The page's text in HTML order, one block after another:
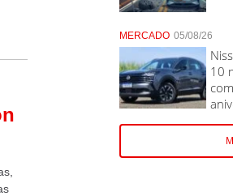
MERCADO 05/08/26
10